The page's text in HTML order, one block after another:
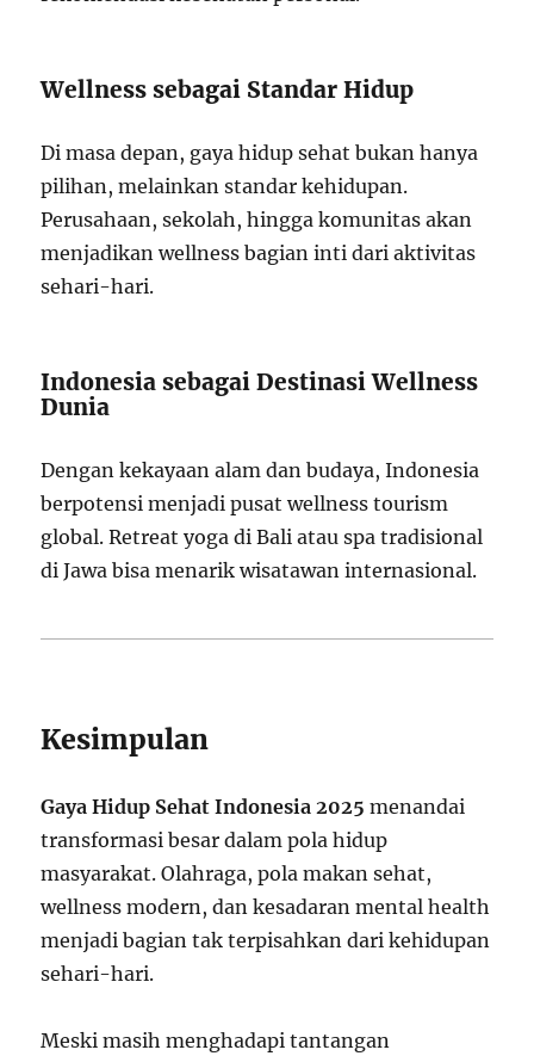
Wellness sebagai Standar Hidup
Di masa depan, gaya hidup sehat bukan hanya
pilihan, melainkan standar kehidupan.
Perusahaan, sekolah, hingga komunitas akan
menjadikan wellness bagian inti dari aktivitas
sehari-hari.
Indonesia sebagai Destinasi Wellness
Dunia
Dengan kekayaan alam dan budaya, Indonesia
berpotensi menjadi pusat wellness tourism
global. Retreat yoga di Bali atau spa tradisional
di Jawa bisa menarik wisatawan internasional.
Kesimpulan
Gaya Hidup Sehat Indonesia 2025 menandai
transformasi besar dalam pola hidup
masyarakat. Olahraga, pola makan sehat,
wellness modern, dan kesadaran mental health
menjadi bagian tak terpisahkan dari kehidupan
sehari-hari.
Meski masih menghadapi tantangan